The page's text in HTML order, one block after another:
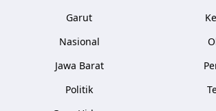
Garut
Nasional
Jawa Barat
Politik